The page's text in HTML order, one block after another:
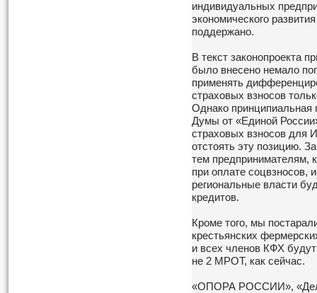
индивидуальных
экономического
поддержано.
В текст законопроекта
было внесено немало
применять
страховых взносов
Однако принципиальная
Думы от «Единой
страховых взносов
отстоять эту позицию.
тем предпринимателям,
при оплате соцвзносов,
региональные власти
кредитов.
Кроме того, мы
крестьянских
и всех членов КФХ
не 2 МРОТ, как сейчас.
«ОПОРА РОССИИ»,